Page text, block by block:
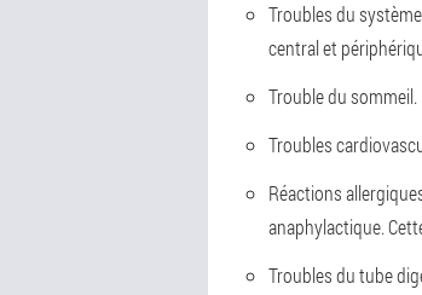
Troubles du
central et
Trouble du sommeil
Troubles
Réactions
anaphylactique.
Troubles du tube